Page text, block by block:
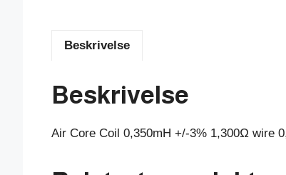
Beskrivelse
Beskrivelse
Air Core Coil 0,350mH +/-3% 1,300Ω wire